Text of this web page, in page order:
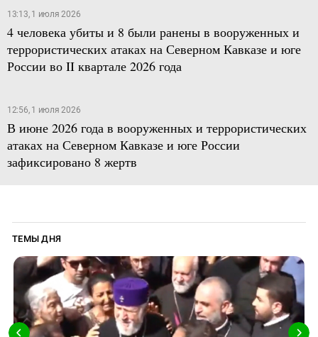
13:13, 1 июля 2026
4 человека убиты и 8 были ранены в вооруженных и
террористических атаках на Северном Кавказе и юге
России во II квартале 2026 года
12:56, 1 июля 2026
В июне 2026 года в вооруженных и террористических
атаках на Северном Кавказе и юге России
зафиксировано 8 жертв
ТЕМЫ ДНЯ